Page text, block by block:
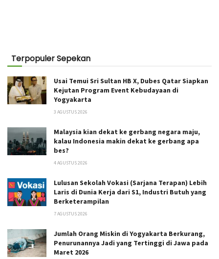
Terpopuler Sepekan
Usai Temui Sri Sultan HB X, Dubes Qatar Siapkan
Kejutan Program Event Kebudayaan di
Yogyakarta
3 AGUSTUS 2026
Malaysia kian dekat ke gerbang negara maju,
kalau Indonesia makin dekat ke gerbang apa
bes?
4 AGUSTUS 2026
Lulusan Sekolah Vokasi (Sarjana Terapan) Lebih
Laris di Dunia Kerja dari S1, Industri Butuh yang
Berketerampilan
7 AGUSTUS 2026
Jumlah Orang Miskin di Yogyakarta Berkurang,
Penurunannya Jadi yang Tertinggi di Jawa pada
Maret 2026